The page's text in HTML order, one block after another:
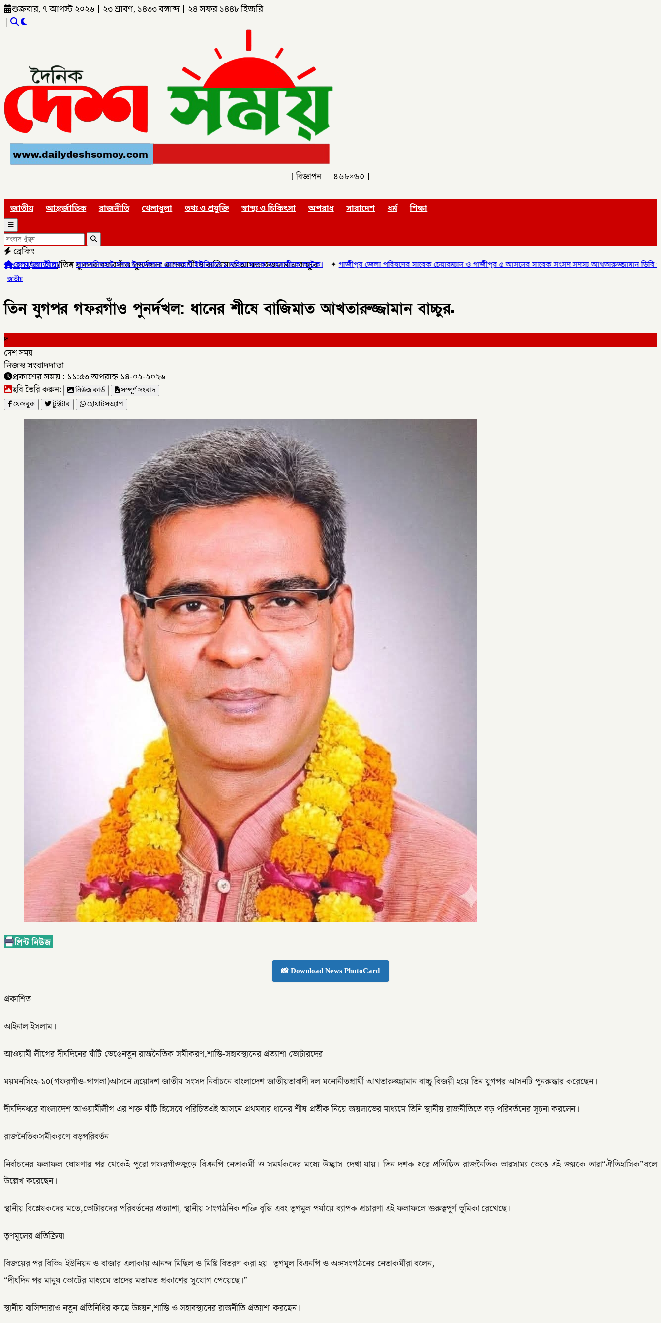
শুক্রবার, ৭ আগস্ট ২০২৬ ২৩ শ্রাবণ, ১৪৩৩ বঙ্গাব্দ ২৪ সফর ১৪৪৮ হিজরি
|
[ বিজ্ঞাপন — ৪৬৮×৬০ ]
জাতীয় আন্তর্জাতিক রাজনীতি খেলাধুলা তথ্য ও প্রযুক্তি স্বাস্থ্য ও চিকিৎসা অপরাধ সারাদেশ ধর্ম শিক্ষা
ব্রেকিং
সদর উপজেলার মোগলহাট ইউনিয়নে ১ মহিলা মাদক ব্যবসায়ীকে আটক।✦গাজীপুর জেলা পরিষদের সাবেক চেয়ারম্যান ও গাজীপুর ৫ আসনের সাবেক সংসদ সদস্য আখতারুজ্জামান ডিবি পুলিশ এর হাতে আটক,✦
হোম/জাতীয়/তিন যুগপর গফরগাঁও পুনর্দখল: ধানের শীষে বাজিমাত আখতারুজ্জামান বাচ্চুর.
জাতীয়
তিন যুগপর গফরগাঁও পুনর্দখল: ধানের শীষে বাজিমাত আখতারুজ্জামান বাচ্চুর.
দ
দেশ সময়
নিজস্ব সংবাদদাতা
প্রকাশের সময় : ১১:৫৩ অপরাহ্ন ১৪-০২-২০২৬
ছবি তৈরি করুন: নিউজ কার্ড
সম্পূর্ণ সংবাদ
ফেসবুক
টুইটার হোয়াটসঅ্যাপ
📸 Download News PhotoCard
প্রকাশিত
আইনাল ইসলাম।
আওয়ামী লীগের দীর্ঘদিনের ঘাঁটি ভেঙেনতুন রাজনৈতিক সমীকরণ,শান্তি-সহাবস্থানের প্রত্যাশা ভোটারদের
ময়মনসিংহ-১০(গফরগাঁও-পাগলা)আসনে ত্রয়োদশ জাতীয় সংসদ নির্বাচনে বাংলাদেশ জাতীয়তাবাদী দল মনোনীতপ্রার্থী আখতারুজ্জামান বাচ্চু বিজয়ী হয়ে তিন যুগপর আসনটি পুনরুদ্ধার করেছেন।
দীর্ঘদিনধরে বাংলাদেশ আওয়ামীলীগ এর শক্ত ঘাঁটি হিসেবে পরিচিতএই আসনে প্রথমবার ধানের শীষ প্রতীক নিয়ে জয়লাভের মাধ্যমে তিনি স্থানীয় রাজনীতিতে বড় পরিবর্তনের সূচনা করলেন।
রাজনৈতিকসমীকরণে বড়পরিবর্তন
নির্বাচনের ফলাফল ঘোষণার পর থেকেই পুরো গফরগাঁওজুড়ে বিএনপি নেতাকর্মী ও সমর্থকদের মধ্যে উচ্ছ্বাস দেখা যায়। তিন দশক ধরে প্রতিষ্ঠিত রাজনৈতিক ভারসাম্য ভেঙে এই জয়কে তারা“ঐতিহাসিক”বলে
উল্লেখ করেছেন।
স্থানীয় বিশ্লেষকদের মতে,ভোটারদের পরিবর্তনের প্রত্যাশা, স্থানীয় সাংগঠনিক শক্তি বৃদ্ধি এবং তৃণমূল পর্যায়ে ব্যাপক প্রচারণা এই ফলাফলে গুরুত্বপূর্ণ ভূমিকা রেখেছে।
তৃণমূলের প্রতিক্রিয়া
বিজয়ের পর বিভিন্ন ইউনিয়ন ও বাজার এলাকায় আনন্দ মিছিল ও মিষ্টি বিতরণ করা হয়। তৃণমূল বিএনপি ও অঙ্গসংগঠনের নেতাকর্মীরা বলেন,
“দীর্ঘদিন পর মানুষ ভোটের মাধ্যমে তাদের মতামত প্রকাশের সুযোগ পেয়েছে।”
স্থানীয় বাসিন্দারাও নতুন প্রতিনিধির কাছে উন্নয়ন,শান্তি ও সহাবস্থানের রাজনীতি প্রত্যাশা করছেন।